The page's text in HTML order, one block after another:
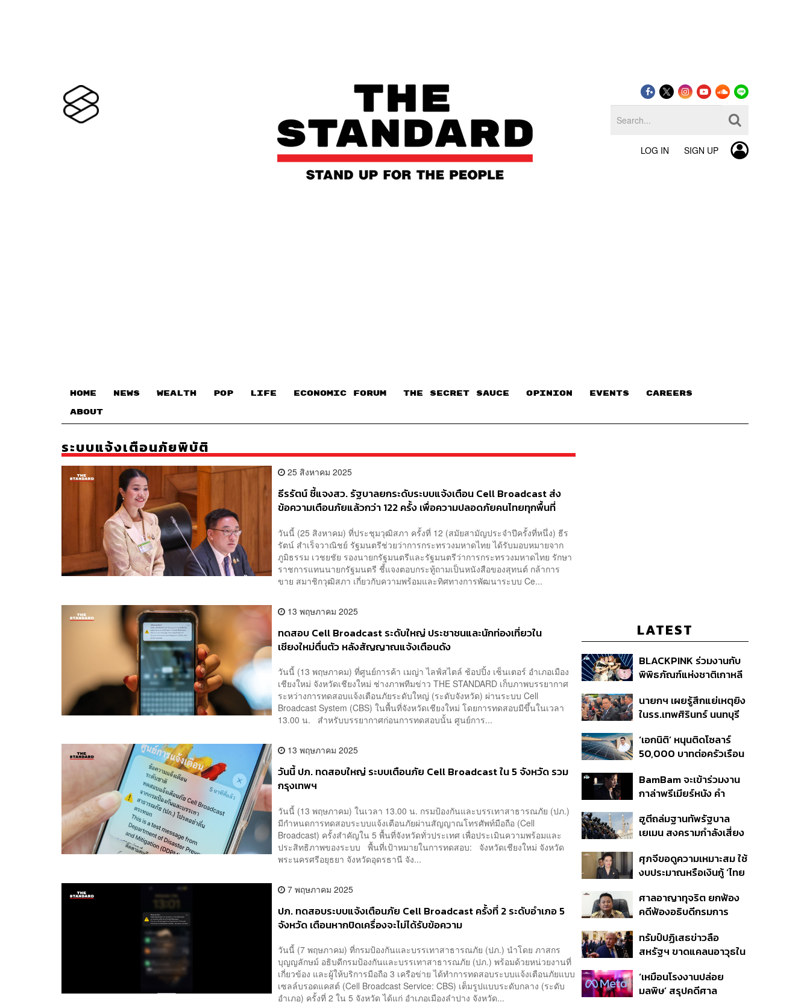
LOG IN SIGN UP
HOME NEWS WEALTH POP LIFE ECONOMIC FORUM THE SECRET SAUCE​ OPINION EVENTS CAREERS
ABOUT
ระบบแจ้งเตือนภัยพิบัติ
25 สิงหาคม 2025
ธีรรัตน์ ชี้แจงสว. รัฐบาลยกระดับระบบแจ้งเตือน Cell Broadcast ส่ง
ข้อความเตือนภัยแล้วกว่า 122 ครั้ง เพื่อความปลอดภัยคนไทยทุกพื้นที่
วันนี้ (25 สิงหาคม) ที่ประชุมวุฒิสภา ครั้งที่ 12 (สมัยสามัญประจำปีครั้งที่หนึ่ง) ธีร
รัตน์ สำเร็จวาณิชย์ รัฐมนตรีช่วยว่าการกระทรวงมหาดไทย ได้รับมอบหมายจาก
ภูมิธรรม เวชยชัย รองนายกรัฐมนตรีและรัฐมนตรีว่าการกระทรวงมหาดไทย รักษา
ราชการแทนนายกรัฐมนตรี ชี้แจงตอบกระทู้ถามเป็นหนังสือของสุทนต์ กล้าการ
ขาย สมาชิกวุฒิสภา เกี่ยวกับความพร้อมและทิศทางการพัฒนาระบบ Ce...
13 พฤษภาคม 2025
ทดสอบ Cell Broadcast ระดับใหญ่ ประชาชนและนักท่องเที่ยวใน
เชียงใหม่ตื่นตัว หลังสัญญาณแจ้งเตือนดัง
วันนี้ (13 พฤษภาคม) ที่ศูนย์การค้า เมญ่า ไลฟ์สไตล์ ช้อปปิ้ง เซ็นเตอร์ อำเภอเมือง
เชียงใหม่ จังหวัดเชียงใหม่ ช่างภาพทีมข่าว THE STANDARD เก็บภาพบรรยากาศ
ระหว่างการทดสอบแจ้งเตือนภัยระดับใหญ่ (ระดับจังหวัด) ผ่านระบบ Cell
Broadcast System (CBS) ในพื้นที่จังหวัดเชียงใหม่ โดยการทดสอบมีขึ้นในเวลา
13.00 น. สำหรับบรรยากาศก่อนการทดสอบนั้น ศูนย์การ...
13 พฤษภาคม 2025
วันนี้ ปภ. ทดสอบใหญ่ ระบบเตือนภัย Cell Broadcast ใน 5 จังหวัด รวม
กรุงเทพฯ
วันนี้ (13 พฤษภาคม) ในเวลา 13.00 น. กรมป้องกันและบรรเทาสาธารณภัย (ปภ.)
มีกำหนดการทดสอบระบบแจ้งเตือนภัยผ่านสัญญาณโทรศัพท์มือถือ (Cell
Broadcast) ครั้งสำคัญใน 5 พื้นที่จังหวัดทั่วประเทศ เพื่อประเมินความพร้อมและ
ประสิทธิภาพของระบบ พื้นที่เป้าหมายในการทดสอบ: จังหวัดเชียงใหม่ จังหวัด
พระนครศรีอยุธยา จังหวัดอุดรธานี จัง...
7 พฤษภาคม 2025
ปภ. ทดสอบระบบแจ้งเตือนภัย Cell Broadcast ครั้งที่ 2 ระดับอำเภอ 5
จังหวัด เตือนหากปิดเครื่องจะไม่ได้รับข้อความ
วันนี้ (7 พฤษภาคม) ที่กรมป้องกันและบรรเทาสาธารณภัย (ปภ.) นำโดย ภาสกร
บุญญลักษม์ อธิบดีกรมป้องกันและบรรเทาสาธารณภัย (ปภ.) พร้อมด้วยหน่วยงานที่
เกี่ยวข้อง และผู้ให้บริการมือถือ 3 เครือข่าย ได้ทำการทดสอบระบบแจ้งเตือนภัยแบบ
เซลล์บรอดแคสต์ (Cell Broadcast Service: CBS) เต็มรูปแบบระดับกลาง (ระดับ
อำเภอ) ครั้งที่ 2 ใน 5 จังหวัด ได้แก่ อำเภอเมืองลำปาง จังหวัด...
LATEST
BLACKPINK ร่วมงานกับ
พิพิธภัณฑ์แห่งชาติเกาหลี
10 ปีการเดบิวต์
นายกฯ เผยรู้สึกแย่เหตุยิง
ในรร.เทพศิรินทร์ นนทบุรี
เหตุรัฐไม่ต่อใบอนุญาตพก
พา-ครอบครองปืน
‘เอกนิติ’ หนุนติดโซลาร์
50,000 บาทต่อครัวเรือน
ปล่อยกู้ดอกเบี้ยต่ำ เร่ง
ออกโครงการภายใน 1
BamBam จะเข้าร่วมงาน
กาล่าพรีเมียร์หนัง คำ
ฮูตีถล่มฐานทัพรัฐบาล
เยเมน สงครามกำลังเสี่ยง
ศุภจีขอดูความเหมาะสม ใช้
งบประมาณหรือเงินกู้ ‘ไทย
‘ไทยช่วยไทยพลัส เฟส 2’
ไม่จำเป็นต้องออกพร้อมกัน
ศาลอาญาทุจริต ยกฟ้อง
คดีฟ้องอธิบดีกรมการ
จังหวัดภูเก็ต’ ชอบด้วยขั้น
ตอน
ทรัมป์ปฏิเสธข่าวลือ
สหรัฐฯ ขาดแคลนอาวุธใน
เผยกำลังล่าตัวคนปล่อย
ข่าว
‘เหมือนโรงงานปล่อย
มลพิษ’ สรุปคดีศาล